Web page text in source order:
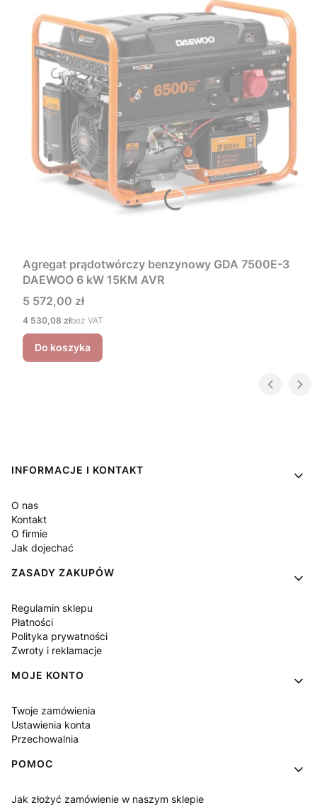
Agregat prądotwórczy benzynowy GDA 7500E-3
DAEWOO 6 kW 15KM AVR
Cena
5 572,00 zł
Cena
4 530,08 złbez VAT
Do koszyka
Linki w stopce
INFORMACJE I KONTAKT
O nas
Kontakt
O firmie
Jak dojechać
ZASADY ZAKUPÓW
Regulamin sklepu
Płatności
Polityka prywatności
Zwroty i reklamacje
MOJE KONTO
Twoje zamówienia
Ustawienia konta
Przechowalnia
POMOC
Jak złożyć zamówienie w naszym sklepie